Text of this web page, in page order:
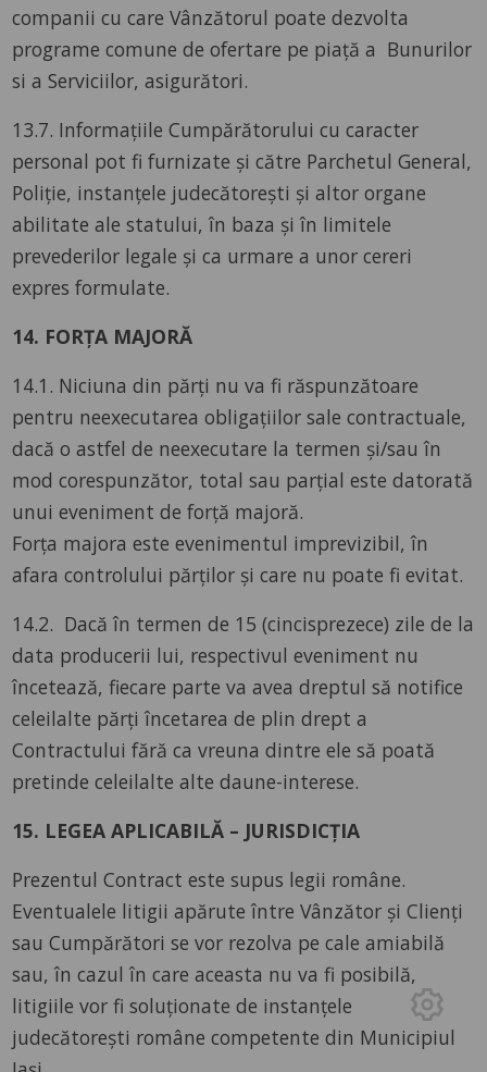
companii cu care Vânzătorul poate dezvolta
programe comune de ofertare pe piață a Bunurilor
si a Serviciilor, asigurători.
13.7. Informațiile Cumpărătorului cu caracter
personal pot fi furnizate și către Parchetul General,
Poliție, instanțele judecătorești și altor organe
abilitate ale statului, în baza și în limitele
prevederilor legale și ca urmare a unor cereri
expres formulate.
14. FORȚA MAJORĂ
14.1. Niciuna din părți nu va fi răspunzătoare
pentru neexecutarea obligațiilor sale contractuale,
dacă o astfel de neexecutare la termen și/sau în
mod corespunzător, total sau parțial este datorată
unui eveniment de forță majoră.
Forța majora este evenimentul imprevizibil, în
afara controlului părților și care nu poate fi evitat.
14.2. Dacă în termen de 15 (cincisprezece) zile de la
data producerii lui, respectivul eveniment nu
încetează, fiecare parte va avea dreptul să notifice
celeilalte părți încetarea de plin drept a
Contractului fără ca vreuna dintre ele să poată
pretinde celeilalte alte daune-interese.
15. LEGEA APLICABILĂ – JURISDICȚIA
Prezentul Contract este supus legii române.
Eventualele litigii apărute între Vânzător și Clienți
sau Cumpărători se vor rezolva pe cale amiabilă
sau, în cazul în care aceasta nu va fi posibilă,
litigiile vor fi soluționate de instanțele
judecătorești române competente din Municipiul